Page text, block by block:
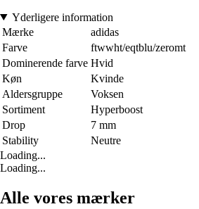
Yderligere information
Mærke
adidas
Farve
ftwwht/eqtblu/zeromt
Dominerende farve Hvid
Køn
Kvinde
Aldersgruppe
Voksen
Sortiment
Hyperboost
Drop
7 mm
Stability
Neutre
Loading...
Loading...
Alle vores mærker